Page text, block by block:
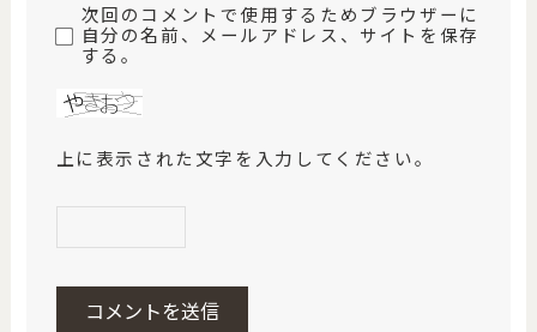
次回のコメントで使用するためブラウザーに
自分の名前、メールアドレス、サイトを保存
する。
上に表示された文字を入力してください。